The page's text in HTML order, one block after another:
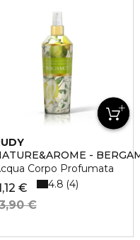
alla Vaniglia
-
Corpo Profumata
€
€
4.8 4